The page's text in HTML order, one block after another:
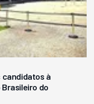
à
do